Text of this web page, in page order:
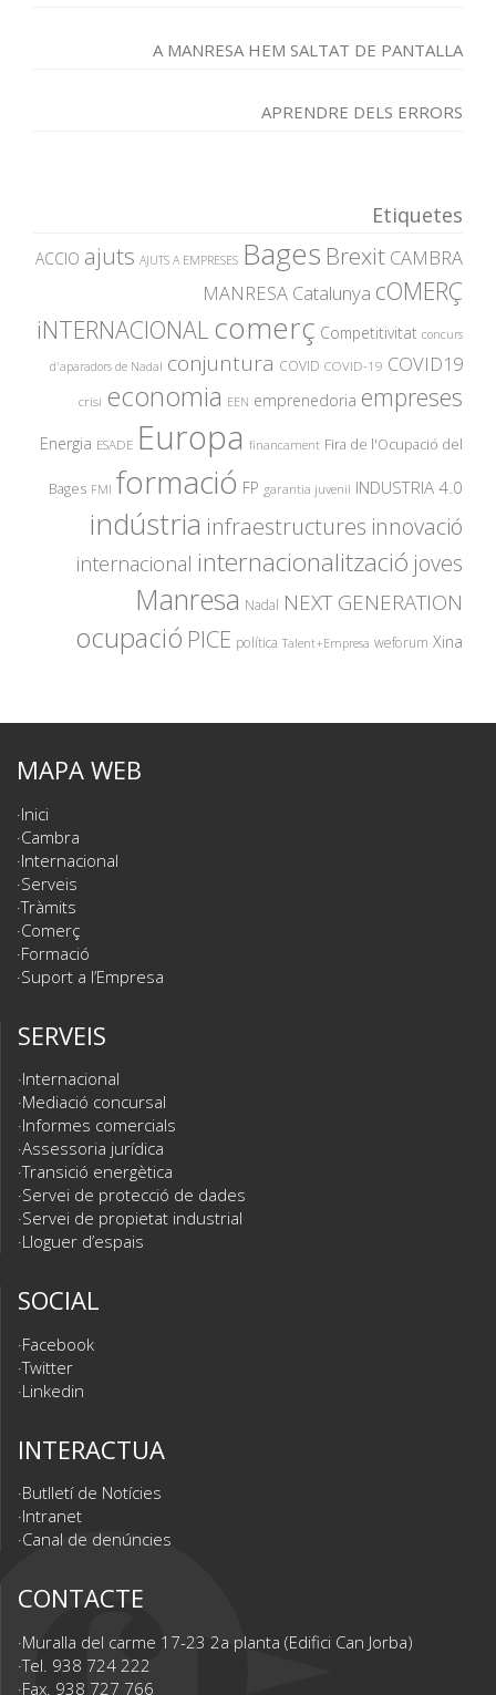
A MANRESA HEM SALTAT DE PANTALLA
APRENDRE DELS ERRORS
Etiquetes
ACCIO ajuts AJUTS A EMPRESES Bages Brexit CAMBRA
MANRESA Catalunya cOMERÇ
iNTERNACIONAL comerç Competitivitat concurs
d'aparadors de Nadal conjuntura COVID COVID-19 COVID19
crisi economia EEN emprenedoria empreses
Energia ESADE Europa financament Fira de l'Ocupació del
Bages FMI formació FP garantia juvenil INDUSTRIA 4.0
indústria infraestructures innovació
internacional internacionalització joves
Manresa Nadal NEXT GENERATION
ocupació PICE política Talent+Empresa weforum Xina
MAPA WEB
Inici
Cambra
Internacional
Serveis
Tràmits
Comerç
Formació
Suport a l’Empresa
SERVEIS
Internacional
Mediació concursal
Informes comercials
Assessoria jurídica
Transició energètica
Servei de protecció de dades
Servei de propietat industrial
Lloguer d’espais
SOCIAL
Facebook
Twitter
Linkedin
INTERACTUA
Butlletí de Notícies
Intranet
Canal de denúncies
CONTACTE
Muralla del carme 17-23 2a planta (Edifici Can Jorba)
Tel. 938 724 222
Fax. 938 727 766